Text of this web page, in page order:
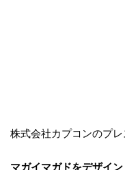
株式会社カプコンのプレ
マガイマガドをデザイ